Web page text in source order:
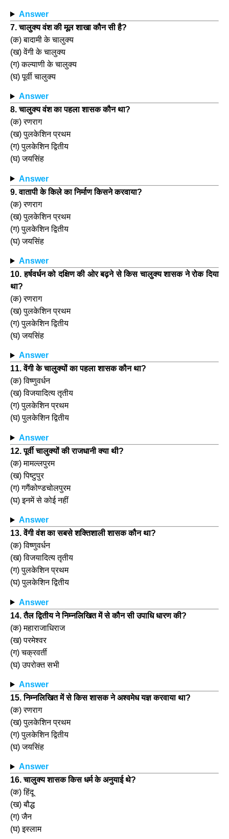
Answer
7. चालुक्य वंश की मूल शाखा कौन सी है?
(क) बादामी के चालुक्य
(ख) वेंगी के चालुक्य
(ग) कल्याणी के चालुक्य
(घ) पूर्वी चालुक्य
Answer
8. चालुक्य वंश का पहला शासक कौन था?
(क) रणराग
(ख) पुलकेशिन प्रथम
(ग) पुलकेशिन द्वितीय
(घ) जयसिंह
Answer
9. वातापी के किले का निर्माण किसने करवाया?
(क) रणराग
(ख) पुलकेशिन प्रथम
(ग) पुलकेशिन द्वितीय
(घ) जयसिंह
Answer
10. हर्षवर्धन को दक्षिण की ओर बढ़ने से किस चालुक्य शासक ने रोक दिया
था?
(क) रणराग
(ख) पुलकेशिन प्रथम
(ग) पुलकेशिन द्वितीय
(घ) जयसिंह
Answer
11. वेंगी के चालुक्यों का पहला शासक कौन था?
(क) विष्णुवर्धन
(ख) विजयादित्य तृतीय
(ग) पुलकेशिन प्रथम
(घ) पुलकेशिन द्वितीय
Answer
12. पूर्वी चालुक्यों की राजधानी क्या थी?
(क) मामल्लपुरम
(ख) पिष्टुपुर
(ग) गगैंकोण्डचोलपुरम
(घ) इनमें से कोई नहीं
Answer
13. वेंगी वंश का सबसे शक्तिशाली शासक कौन था?
(क) विष्णुवर्धन
(ख) विजयादित्य तृतीय
(ग) पुलकेशिन प्रथम
(घ) पुलकेशिन द्वितीय
Answer
14. तैल द्वितीय ने निम्नलिखित में से कौन सी उपाधि धारण की?
(क) महाराजाधिराज
(ख) परमेश्वर
(ग) चक्रवर्ती
(घ) उपरोक्त सभी
Answer
15. निम्नलिखित में से किस शासक ने अश्वमेध यज्ञ करवाया था?
(क) रणराग
(ख) पुलकेशिन प्रथम
(ग) पुलकेशिन द्वितीय
(घ) जयसिंह
Answer
16. चालुक्य शासक किस धर्म के अनुयाई थे?
(क) हिंदू
(ख) बौद्ध
(ग) जैन
(घ) इस्लाम